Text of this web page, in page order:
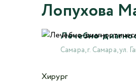
Лопухова
Лечебно-
Самара, г. Самара, ул.
Хирург